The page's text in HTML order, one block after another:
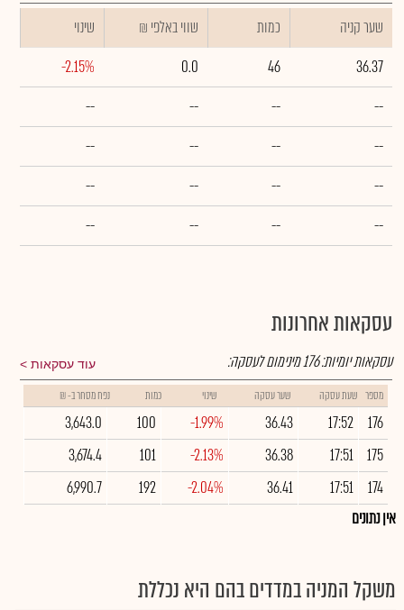
שער קניה כמות ₪ שווי באלפי
שינוי
36.37
46
0.0
-2.15%
--
--
--
--
--
--
--
--
--
--
--
--
--
--
--
--
עסקאות אחרונות
עוד עסקאות עסקאות יומיות:176מינימום לעסקה:
מספר שעת עסקה שער עסקה שינוי כמות נפח מסחר ב- ₪
176
17:52
36.43
-1.99%
100
3,643.0
175
17:51
36.38
-2.13%
101
3,674.4
174
17:51
36.41
-2.04%
192
6,990.7
אין נתונים
משקל המניה במדדים בהם היא נכללת